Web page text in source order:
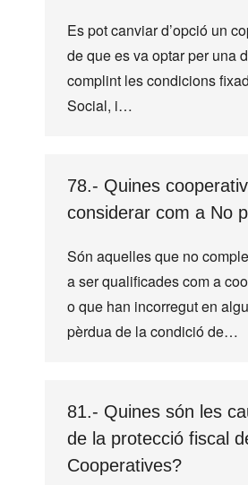
Es pot canviar d’opció un
de que es va optar per una
complint les condicions
Social, i…
78.- Quines
considerar com a No
Són aquelles que no
a ser qualificades com a
o que han incorregut en
pèrdua de la condició de…
81.- Quines són les
de la protecció fiscal
Cooperatives?